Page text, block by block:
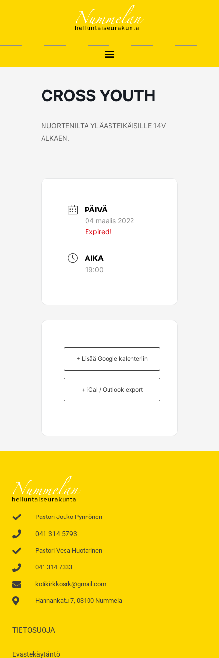
CROSS YOUTH
NUORTENILTA YLÄASTEIKÄISILLE 14V
ALKAEN.
PÄIVÄ
04 maalis 2022
Expired!
AIKA
19:00
+ Lisää Google kalenteriin
+ iCal / Outlook export
Pastori Jouko Pynnönen
041 314 5793
Pastori Vesa Huotarinen
041 314 7333
kotikirkkosrk@gmail.com
Hannankatu 7, 03100 Nummela
TIETOSUOJA
Evästekäytäntö